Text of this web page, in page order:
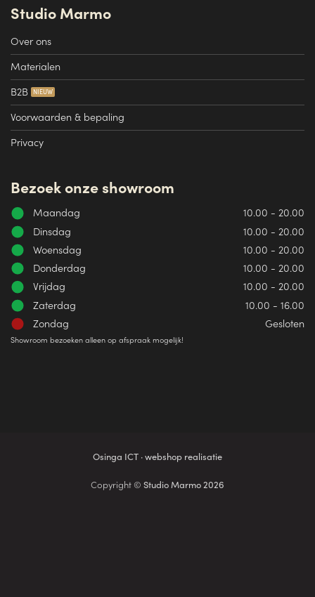
Studio Marmo
Over ons
Materialen
B2B
Voorwaarden & bepaling
Privacy
Bezoek onze showroom
Maandag
10.00 - 20.00
Dinsdag
10.00 - 20.00
Woensdag
10.00 - 20.00
Donderdag
10.00 - 20.00
Vrijdag
10.00 - 20.00
Zaterdag
10.00 - 16.00
Zondag
Gesloten
Showroom bezoeken alleen op afspraak mogelijk!
Osinga ICT · webshop realisatie
Copyright © Studio Marmo 2026